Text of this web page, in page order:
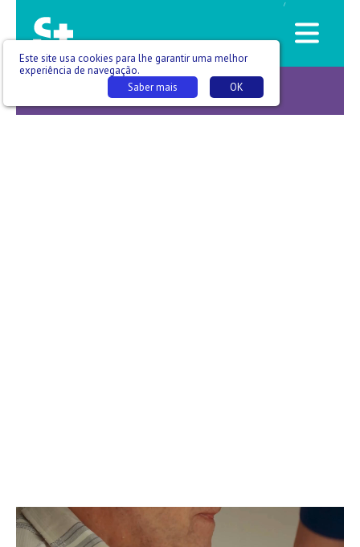
/
Cuidados Respiratórios… Connosco -T01 E013
Este site usa cookies para lhe garantir uma melhor
experiência de navegação.
OK
Saber mais